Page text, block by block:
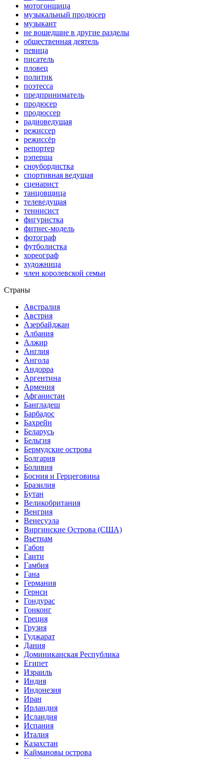
мотогонщица
музыкальный продюсер
музыкант
не вошедшие в другие разделы
общественная деятель
певица
писатель
пловец
политик
поэтесса
предприниматель
продюсер
продюссер
радиоведущая
режиссер
режиссёр
репортер
рэперша
сноубордистка
спортивная ведущая
сценарист
танцовщица
телеведущая
теннисист
фигуристка
фитнес-модель
фотограф
футболистка
хореограф
художница
член королевской семьи
Страны
Австралия
Австрия
Азербайджан
Албания
Алжир
Англия
Ангола
Андорра
Аргентина
Армения
Афганистан
Бангладеш
Барбадос
Бахрейн
Беларусь
Бельгия
Бермудские острова
Болгария
Боливия
Босния и Герцеговина
Бразилия
Бутан
Великобритания
Венгрия
Венесуэла
Виргинские Острова (США)
Вьетнам
Габон
Гаити
Гамбия
Гана
Германия
Гернси
Гондурас
Гонконг
Греция
Грузия
Гуджарат
Дания
Доминиканская Республика
Египет
Израиль
Индия
Индонезия
Иран
Ирландия
Исландия
Испания
Италия
Казахстан
Каймановы острова